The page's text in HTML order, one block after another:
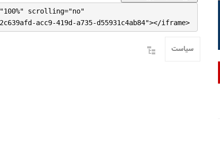
scrolling="no"
acc9-419d-a735-d55931c4ab84"></iframe>
سیاست